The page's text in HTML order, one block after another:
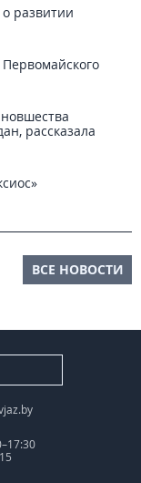
развитии
рассказала
ВСЕ НОВОСТИ